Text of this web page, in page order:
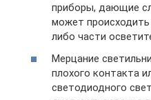
приборы, дающие
может происходить
либо части
Мерцание
плохого контакта
светодиодного